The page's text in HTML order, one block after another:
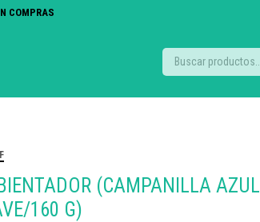
COMPRAS
(CAMPANILLA AZUL
160 G)